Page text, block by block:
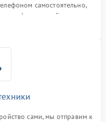
самостоятельно,
телефона на сайте
сами, мы отправим к